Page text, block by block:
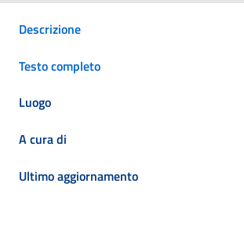
Descrizione
Testo completo
Luogo
A cura di
Ultimo aggiornamento